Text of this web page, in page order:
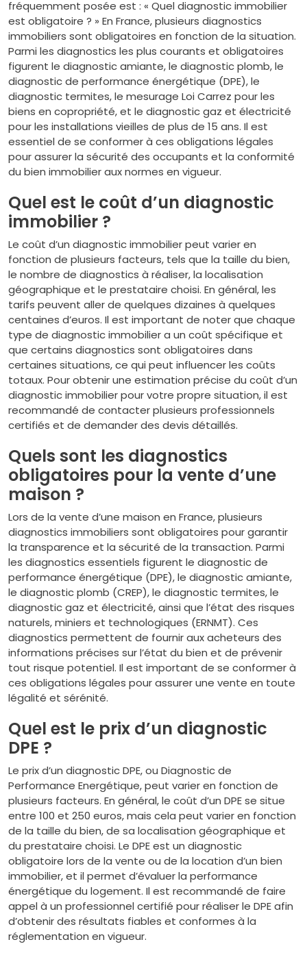
fréquemment posée est : « Quel diagnostic immobilier
est obligatoire ? » En France, plusieurs diagnostics
immobiliers sont obligatoires en fonction de la situation.
Parmi les diagnostics les plus courants et obligatoires
figurent le diagnostic amiante, le diagnostic plomb, le
diagnostic de performance énergétique (DPE), le
diagnostic termites, le mesurage Loi Carrez pour les
biens en copropriété, et le diagnostic gaz et électricité
pour les installations vieilles de plus de 15 ans. Il est
essentiel de se conformer à ces obligations légales
pour assurer la sécurité des occupants et la conformité
du bien immobilier aux normes en vigueur.
Quel est le coût d’un diagnostic
immobilier ?
Le coût d’un diagnostic immobilier peut varier en
fonction de plusieurs facteurs, tels que la taille du bien,
le nombre de diagnostics à réaliser, la localisation
géographique et le prestataire choisi. En général, les
tarifs peuvent aller de quelques dizaines à quelques
centaines d’euros. Il est important de noter que chaque
type de diagnostic immobilier a un coût spécifique et
que certains diagnostics sont obligatoires dans
certaines situations, ce qui peut influencer les coûts
totaux. Pour obtenir une estimation précise du coût d’un
diagnostic immobilier pour votre propre situation, il est
recommandé de contacter plusieurs professionnels
certifiés et de demander des devis détaillés.
Quels sont les diagnostics
obligatoires pour la vente d’une
maison ?
Lors de la vente d’une maison en France, plusieurs
diagnostics immobiliers sont obligatoires pour garantir
la transparence et la sécurité de la transaction. Parmi
les diagnostics essentiels figurent le diagnostic de
performance énergétique (DPE), le diagnostic amiante,
le diagnostic plomb (CREP), le diagnostic termites, le
diagnostic gaz et électricité, ainsi que l’état des risques
naturels, miniers et technologiques (ERNMT). Ces
diagnostics permettent de fournir aux acheteurs des
informations précises sur l’état du bien et de prévenir
tout risque potentiel. Il est important de se conformer à
ces obligations légales pour assurer une vente en toute
légalité et sérénité.
Quel est le prix d’un diagnostic
DPE ?
Le prix d’un diagnostic DPE, ou Diagnostic de
Performance Energétique, peut varier en fonction de
plusieurs facteurs. En général, le coût d’un DPE se situe
entre 100 et 250 euros, mais cela peut varier en fonction
de la taille du bien, de sa localisation géographique et
du prestataire choisi. Le DPE est un diagnostic
obligatoire lors de la vente ou de la location d’un bien
immobilier, et il permet d’évaluer la performance
énergétique du logement. Il est recommandé de faire
appel à un professionnel certifié pour réaliser le DPE afin
d’obtenir des résultats fiables et conformes à la
réglementation en vigueur.